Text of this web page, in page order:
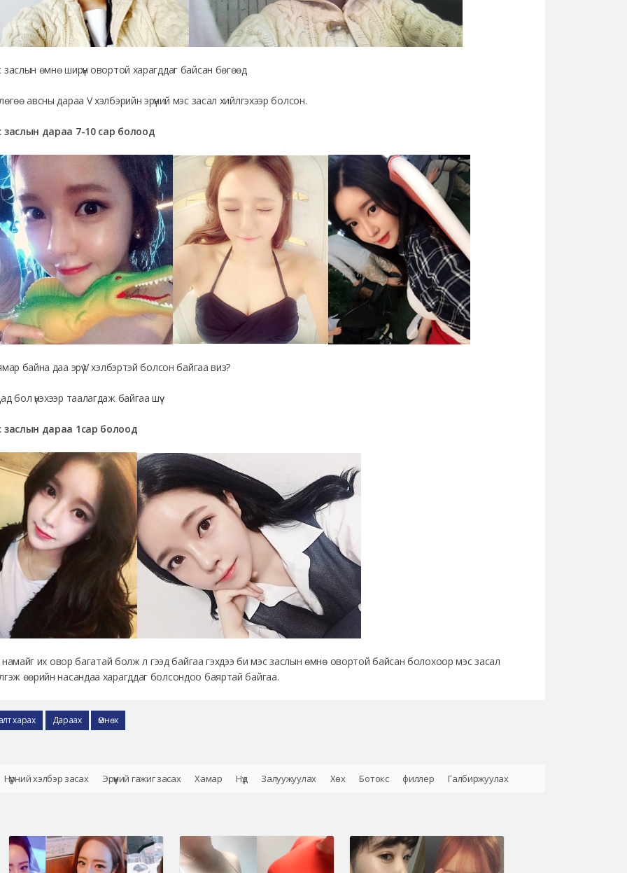
өмнө ширүүн овортой харагддаг байсан бөгөөд
авсны дараа V хэлбэрийн эрүүний мэс засал хийлгэхээр болсон.
заслын дараа 7-10 сар болоод
байна даа эрүү V хэлбэртэй болсон байгаа виз?
бол үнэхээр таалагдаж байгаа шүү .
заслын дараа 1сар болоод
намайг их овор багатай болж л гээд байгаа гэхдээ би мэс заслын өмнө овортой байсан болохоор мэс засал
өөрийн насандаа харагддаг болсондоо баяртай байгаа.
харах Дараах Өмнөх
Нүүрний хэлбэр засах Эрүүний гажиг засах Хамар Нүд Залуужуулах Хөх Ботокс филлер Галбиржуулах